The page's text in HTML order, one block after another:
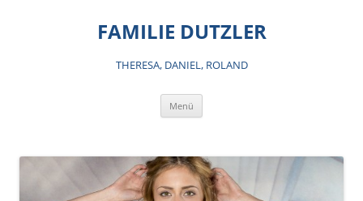
FAMILIE DUTZLER
THERESA, DANIEL, ROLAND
Menü